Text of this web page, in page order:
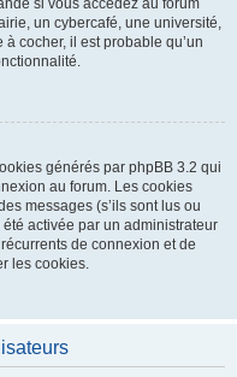
si vous accédez au forum
un cybercafé, une université,
cocher, il est probable qu’un
générés par phpBB 3.2 qui
au forum. Les cookies
messages (s’ils sont lus ou
activée par un administrateur
de connexion et de
les cookies.